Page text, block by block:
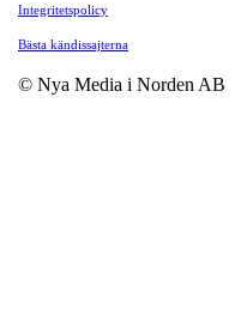
Integritetspolicy
Bästa kändissajterna
© Nya Media i Norden AB